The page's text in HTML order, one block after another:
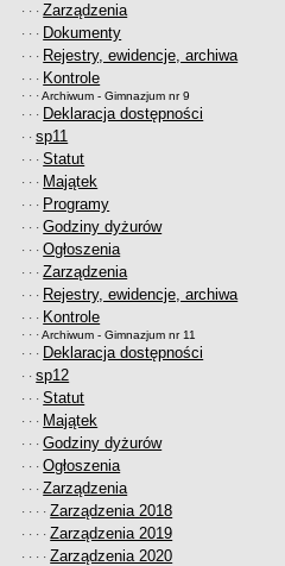
UDOSTĘPNIANIE INFORMACJI PUBLICZNEJ
OCHRONA DANYCH OSOBOWYCH
· · ·Zarządzenia
· · · Dokumenty
· · · Rejestry, ewidencje, archiwa
· · · Kontrole
· · ·Archiwum - Gimnazjum nr 9
· · · Deklaracja dostępności
· ·sp11
· · ·Statut
· · · Majątek
· · · Programy
· · ·Godziny dyżurów
· · ·Ogłoszenia
· · ·Zarządzenia
· · · Rejestry, ewidencje, archiwa
· · · Kontrole
· · ·Archiwum - Gimnazjum nr 11
· · · Deklaracja dostępności
· ·sp12
· · ·Statut
· · · Majątek
· · ·Godziny dyżurów
· · ·Ogłoszenia
· · ·Zarządzenia
· · · ·Zarządzenia 2018
· · · ·Zarządzenia 2019
· · · ·Zarządzenia 2020